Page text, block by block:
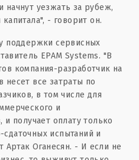
начнут уезжать за рубеж,
- говорит он.
поддержки сервисных
EPAM Systems. "В
компания-разработчик на
несет все затраты по
в том числе для
и
и получает оплату только
испытаний и
Артак Оганесян. - И если не